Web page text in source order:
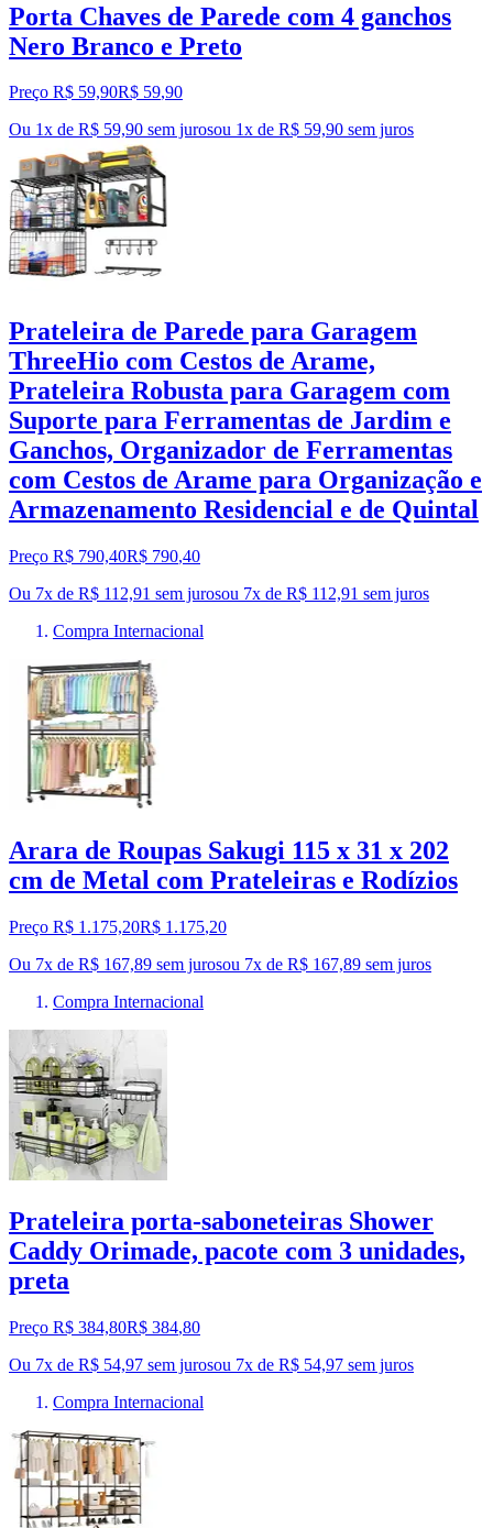
Porta Chaves de Parede com 4 ganchos
Nero Branco e Preto
Preço R$ 59,90R$ 59,90
Ou 1x de R$ 59,90 sem jurosou 1x de R$ 59,90 sem juros
Prateleira de Parede para Garagem
ThreeHio com Cestos de Arame,
Prateleira Robusta para Garagem com
Suporte para Ferramentas de Jardim e
Ganchos, Organizador de Ferramentas
com Cestos de Arame para Organização e
Armazenamento Residencial e de Quintal
Preço R$ 790,40R$ 790,40
Ou 7x de R$ 112,91 sem jurosou 7x de R$ 112,91 sem juros
Compra Internacional
Arara de Roupas Sakugi 115 x 31 x 202
cm de Metal com Prateleiras e Rodízios
Preço R$ 1.175,20R$ 1.175,20
Ou 7x de R$ 167,89 sem jurosou 7x de R$ 167,89 sem juros
Compra Internacional
Prateleira porta-saboneteiras Shower
Caddy Orimade, pacote com 3 unidades,
preta
Preço R$ 384,80R$ 384,80
Ou 7x de R$ 54,97 sem jurosou 7x de R$ 54,97 sem juros
Compra Internacional